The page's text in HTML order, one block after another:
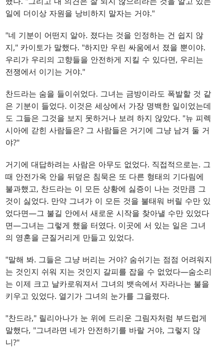
일에 더이상 자원을 낭비하지 말자는 거야."
"네 기분이 어떤지 알아. 졌다는 것을 인정하는 건 쉽지 않
지," 카이토가 말했다. "하지만 우린 싸움에서 졌을 뿐이야.
우리가 우리의 고향들을 안전하게 지킬 수 있다면, 우리는
전쟁에서 이기는 거야."
찬드라는 숨을 들이쉬었다. 그녀는 금방이라도 폭발할 것 같
은 기분이 들었다. 이것은 세상에서 가장 명백한 일이었는데
도 그들은 그것을 보지 못하거나 보려 하지 않았다. "뉴 피렉
시아에 갇힌 사람들은? 그 사람들은 거기에 그냥 남겨 둘 거
야?"
거기에 대답하려는 사람은 아무도 없었다. 직접적으로는. 그
때 안전가옥 안을 뒤덮은 침묵은 또 다른 형태의 기다림에
불과했고, 찬드라는 이 모든 상황에 싫증이 나는 것만큼 그
것이 싫었다. 만약 그녀가 이 모든 것을 불태워 버릴 수만 있
었다면—그 불길 안에서 새로운 시작을 찾아낼 수만 있었다
면—그녀는 그렇게 했을 터였다. 이곳에 서 있는 일은 그녀
의 영혼을 근질거리게 만들고 있었다.
"말해 봐. 그들은 그냥 버리는 거야? 숨쉬기는 점점 어려워지
는 것인지 쉬워 지는 것인지 갈피를 잡을 수 없었다—숨소리
는 이제 크고 날카로워져서 그녀의 뱃속에서 자라나는 불을
키우고 있었다. 열기가 그녀의 눈가를 그을렸다.
"찬드라," 릴리아나가 눈 위에 드리운 그림자처럼 부드럽게
말했다, "그녀라면 네가 안전하기를 바랄 거야, 그렇지 않
니?"